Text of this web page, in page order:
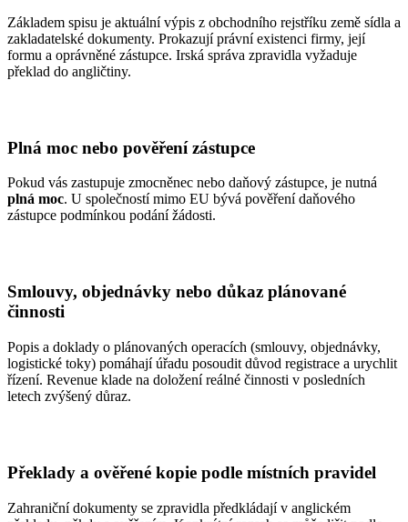
Základem spisu je aktuální výpis z obchodního rejstříku země sídla a
zakladatelské dokumenty. Prokazují právní existenci firmy, její
formu a oprávněné zástupce. Irská správa zpravidla vyžaduje
překlad do angličtiny.
Plná moc nebo pověření zástupce
Pokud vás zastupuje zmocněnec nebo daňový zástupce, je nutná
plná moc. U společností mimo EU bývá pověření daňového
zástupce podmínkou podání žádosti.
Smlouvy, objednávky nebo důkaz plánované
činnosti
Popis a doklady o plánovaných operacích (smlouvy, objednávky,
logistické toky) pomáhají úřadu posoudit důvod registrace a urychlit
řízení. Revenue klade na doložení reálné činnosti v posledních
letech zvýšený důraz.
Překlady a ověřené kopie podle místních pravidel
Zahraniční dokumenty se zpravidla předkládají v anglickém